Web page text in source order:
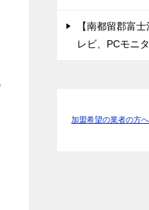
【南都留郡富
レビ、PCモニ
加盟希望の業者の方へ